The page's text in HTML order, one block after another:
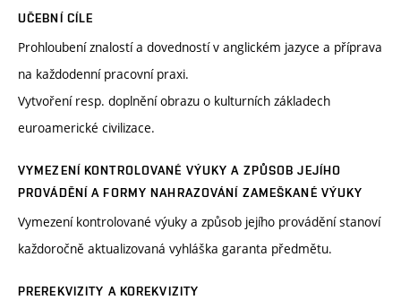
UČEBNÍ CÍLE
Prohloubení znalostí a dovedností v anglickém jazyce a příprava
na každodenní pracovní praxi.
Vytvoření resp. doplnění obrazu o kulturních základech
euroamerické civilizace.
VYMEZENÍ KONTROLOVANÉ VÝUKY A ZPŮSOB JEJÍHO
PROVÁDĚNÍ A FORMY NAHRAZOVÁNÍ ZAMEŠKANÉ VÝUKY
Vymezení kontrolované výuky a způsob jejího provádění stanoví
každoročně aktualizovaná vyhláška garanta předmětu.
PREREKVIZITY A KOREKVIZITY